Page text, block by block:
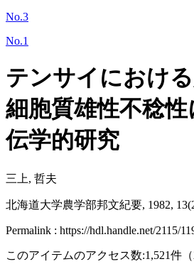
No.3
No.1
テンサイにおけ
細胞質雄性不稔
伝学的研究
三上, 哲夫
北海道大学農学部邦文紀要, 1982,
Permalink : https://hdl.handle.net/2115/
このアイテムのアクセス数:1,521件 （